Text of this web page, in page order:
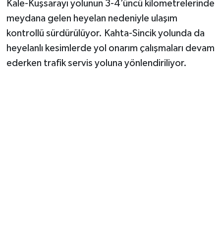
Kale-Kuşsarayı yolunun 3-4’üncü kilometrelerinde
meydana gelen heyelan nedeniyle ulaşım
kontrollü sürdürülüyor. Kahta-Sincik yolunda da
heyelanlı kesimlerde yol onarım çalışmaları devam
ederken trafik servis yoluna yönlendiriliyor.